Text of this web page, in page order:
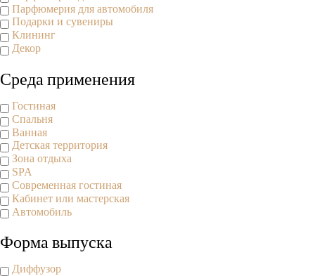
Парфюмерия для автомобиля
Подарки и сувениры
Клининг
Декор
Среда применения
Гостиная
Спальня
Ванная
Детская территория
Зона отдыха
SPA
Современная гостиная
Кабинет или мастерская
Автомобиль
Форма выпуска
Диффузор